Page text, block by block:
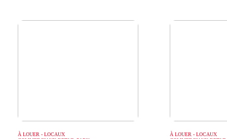
À LOUER - LOCAUX
À LOUER - LOCAUX